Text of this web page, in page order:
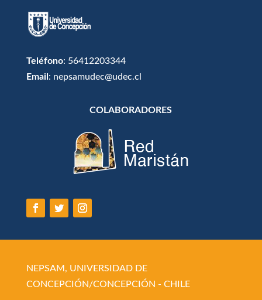
Teléfono: 56412203344
Email: nepsamudec@udec.cl
COLABORADORES
NEPSAM, UNIVERSIDAD DE
CONCEPCIÓN/CONCEPCIÓN - CHILE